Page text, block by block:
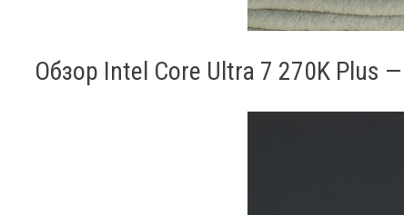
Обзор Intel Core Ultra 7 270K Plus